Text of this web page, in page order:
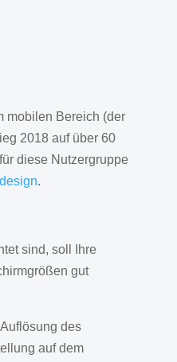
mobilen Bereich (der
2018 auf über 60
diese Nutzergruppe
.
sind, soll Ihre
gut
des
auf dem